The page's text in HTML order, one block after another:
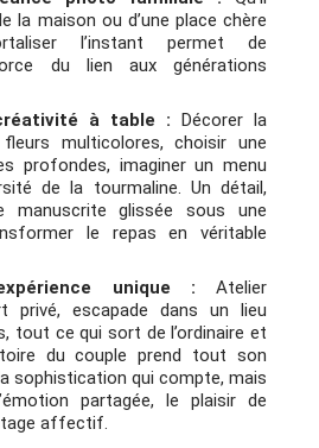
la maison ou d’une place chère
l’instant permet de
du lien aux générations
à table : Décorer la
multicolores, choisir une
profondes, imaginer un menu
de la tourmaline. Un détail,
manuscrite glissée sous une
le repas en véritable
unique : Atelier
privé, escapade dans un lieu
tout ce qui sort de l’ordinaire et
du couple prend tout son
sophistication qui compte, mais
partagée, le plaisir de
affectif.